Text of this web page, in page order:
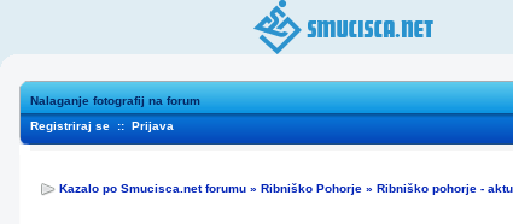
Nalaganje fotografij na forum
Registriraj se :: Prijava
Kazalo po Smucisca.net forumu » Ribniško Pohorje » Ribniško pohorje -